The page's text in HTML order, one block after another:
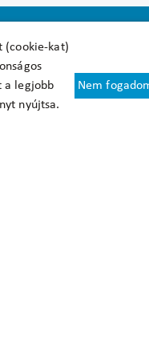
(cookie-kat)
a legjobb
nyújtsa.
Nem
Felhasználási feltételek